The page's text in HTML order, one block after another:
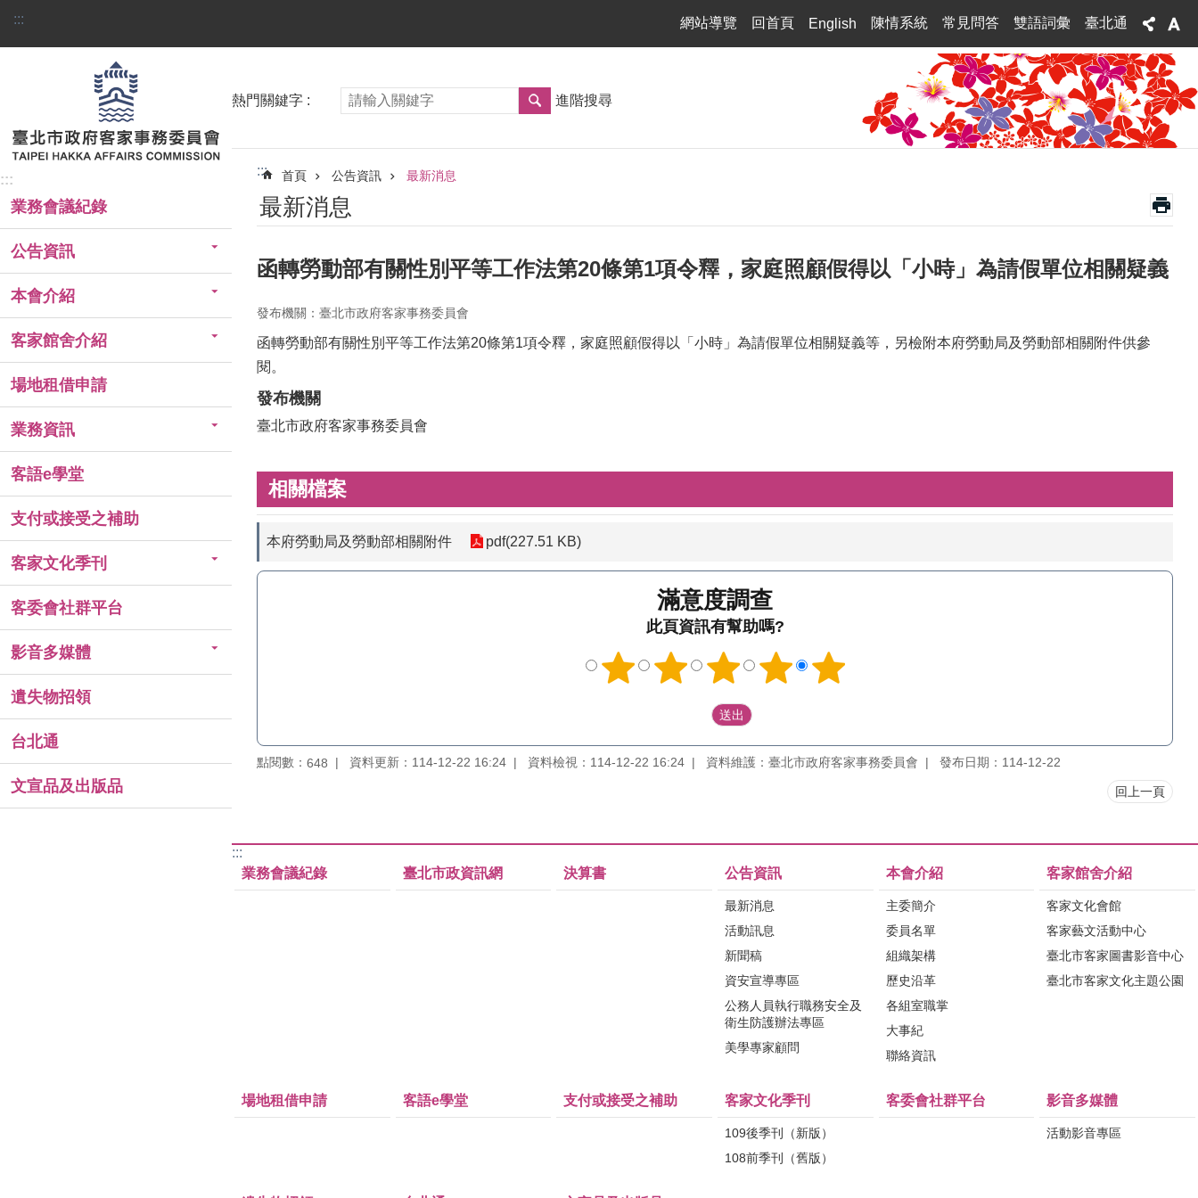
跳到主要內容區塊
::: 網站導覽 回首頁 English 陳情系統 常見問答 雙語詞彙 臺北通
:::
業務會議紀錄
公告資訊
本會介紹
客家館舍介紹
場地租借申請
業務資訊
客語e學堂
支付或接受之補助
客家文化季刊
客委會社群平台
影音多媒體
遺失物招領
台北通
文宣品及出版品
熱門關鍵字 進階搜尋
::: 首頁 公告資訊 最新消息
最新消息
函轉勞動部有關性別平等工作法第20條第1項令釋，家庭照顧假得以「小時」為請假單位相關疑義
發布機關：臺北市政府客家事務委員會
函轉勞動部有關性別平等工作法第20條第1項令釋，家庭照顧假得以「小時」為請假單位相關疑義等，另檢附本府勞動局及勞動部相關附件供參
閱。
發布機關
臺北市政府客家事務委員會
相關檔案
本府勞動局及勞動部相關附件 pdf(227.51 KB)
滿意度調查
此頁資訊有幫助嗎?
點閱數： 648 資料更新：114-12-22 16:24 資料檢視：114-12-22 16:24 資料維護：臺北市政府客家事務委員會 發布日期：114-12-22
回上一頁
:::
業務會議紀錄
臺北市政資訊網 決算書 公告資訊
最新消息
活動訊息
新聞稿
資安宣導專區
公務人員執行職務安全及
衛生防護辦法專區
美學專家顧問
本會介紹
主委簡介
委員名單
組織架構
歷史沿革
各組室職掌
大事紀
聯絡資訊
客家館舍介紹
客家文化會館
客家藝文活動中心
臺北市客家圖書影音中心
臺北市客家文化主題公園
場地租借申請 客語e學堂 支付或接受之補助 客家文化季刊
109後季刊（新版）
108前季刊（舊版）
客委會社群平台 影音多媒體
活動影音專區